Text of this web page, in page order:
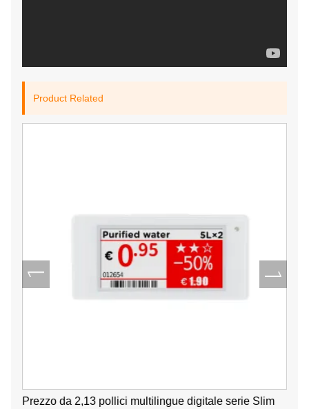
Product Related
Prezzo da 2,13 pollici multilingue digitale serie Slim